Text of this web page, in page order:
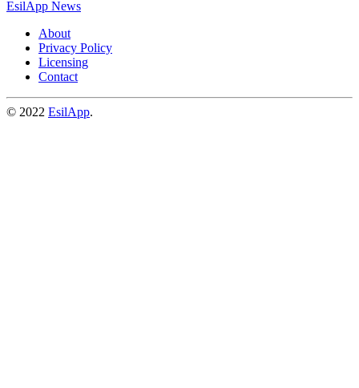
EsilApp News
About
Privacy Policy
Licensing
Contact
© 2022 EsilApp.